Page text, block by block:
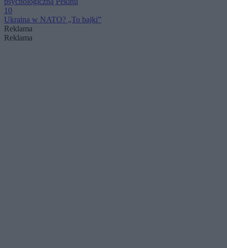
10
Ukraina w NATO? „To bajki”
Reklama
Reklama